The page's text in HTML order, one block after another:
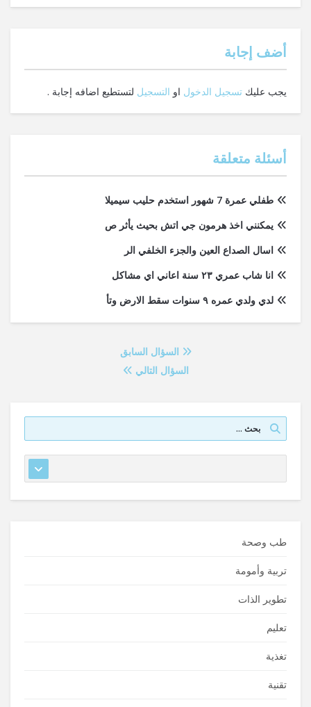
‫أضف إجابة
يجب عليك تسجيل الدخول او التسجيل لتستطيع اضافه إجابة .
أسئلة متعلقة
طفلي عمرة 7 شهور استخدم حليب سيميلا
يمكنني اخذ هرمون جي اتش بحيث يأثر ص
اسال الصداع العين والجزء الخلفي الر
انا شاب عمري ٢٣ سنة اعاني اي مشاكل
لدي ولدي عمره ٩ سنوات سقط الارض وتأ
السؤال السابق
السؤال التالي
طب وصحة
تربية وأمومة
تطوير الذات
تعليم
تغذية
تقنية